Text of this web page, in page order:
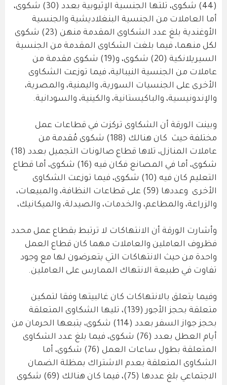
(44) شكوى، تلتها الجنسية الإثيوبية بعدد (30) شكوى،
أما العاملات من الجنسية البنغلاديشية والجنسية
الأوغندية بلغ عدد الشكاوى المقدمة منهن (23) شكوى
لكل منهما، فيما بلغت الشكاوى المقدمة من الجنسية
السيريلانكية (20) شكوى، و(19) شكوى مقدمة من
عاملات من الجنسية النيبالية، فيما توزعت الشكاوى
الأخرى على الجنسيات السورية، واليمنية، والمصرية،
والإندونيسية، والباكيستانية، والكينية، والسودانية.
وبينت الورقة أن الشكاوى تركزت في قطاعات عمل
مختلفة حيث كان هنالك (188) شكوى مُقدمة من
عاملات المنازل، تلاها قطاع صالونات التجميل بعدد (18)
شكوى، أما في المصانع فكان فيه (16) شكوى، أما قطاع
التعليم كان فيه (10) شكوى، فيما توزعت الشكاوى
الأخرى وعددها (59) على قطاعات النظافة، والمبيعات،
والزراعة، والمطاعم، والخدمات، والصيدلة، والميكانيك،
وأشارت الورقة أن الانتهاكات لا ترتبط بقطاع عمل محدد
فظروف العاملين والعاملات مهما كان قطاع العمل
واحدة من حيث الانتهاكات التي يتعرضون لها مع وجود
تفاوت في طبيعة الانتهاك الممارس على العاملين.
وفيما يتعلق بالانتهاكات كان غالبيتها وفقا لتمكين
متعلقة بحجز الأجور (139)، تليها الشكاوى المتعلقة
بحجز جواز السفر بعدد (114) شكوى، يتبعها الحرمان من
أيام العطل بعدد (76) شكوى، فيما بلغ عدد الشكاوى
المتعلقة بطول ساعات العمل (76) شكوى، أما
الشكاوى المتعلقة بعدم الاشتراك بمظلة الضمان
الاجتماعي بلغ عددها (75)، فيما كان هنالك (69) شكوى